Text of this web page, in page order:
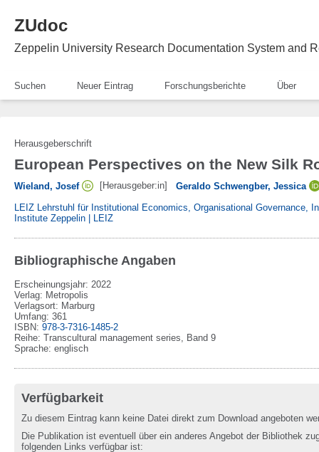
ZUdoc
Zeppelin University Research Documentation System and
Suchen Neuer Eintrag Forschungsberichte Über
Herausgeberschrift
European Perspectives on the New Silk
Wieland, Josef [Herausgeber:in] Geraldo Schwengber, Jessica
LEIZ Lehrstuhl für Institutional Economics, Organisational Governance,
Institute Zeppelin | LEIZ
Bibliographische Angaben
Erscheinungsjahr: 2022
Verlag: Metropolis
Verlagsort: Marburg
Umfang: 361
ISBN: 978-3-7316-1485-2
Reihe: Transcultural management series, Band 9
Sprache: englisch
Verfügbarkeit
Zu diesem Eintrag kann keine Datei direkt zum Download angeboten
Die Publikation ist eventuell über ein anderes Angebot der Bibliothek
folgenden Links verfügbar ist: